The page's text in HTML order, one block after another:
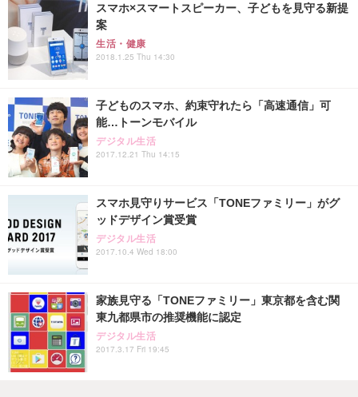
スマホ×スマートスピーカー、子どもを見守る新提
案
生活・健康
2018.1.25 Thu 14:30
子どものスマホ、約束守れたら「高速通信」可
能…トーンモバイル
デジタル生活
2017.12.21 Thu 14:15
スマホ見守りサービス「TONEファミリー」がグ
ッドデザイン賞受賞
デジタル生活
2017.10.4 Wed 18:00
家族見守る「TONEファミリー」東京都を含む関
東九都県市の推奨機能に認定
デジタル生活
2017.3.17 Fri 19:45